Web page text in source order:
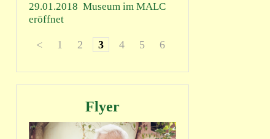
29.01.2018 Museum im MALC
eröffnet
< 1 2 3 4 5 6
Flyer